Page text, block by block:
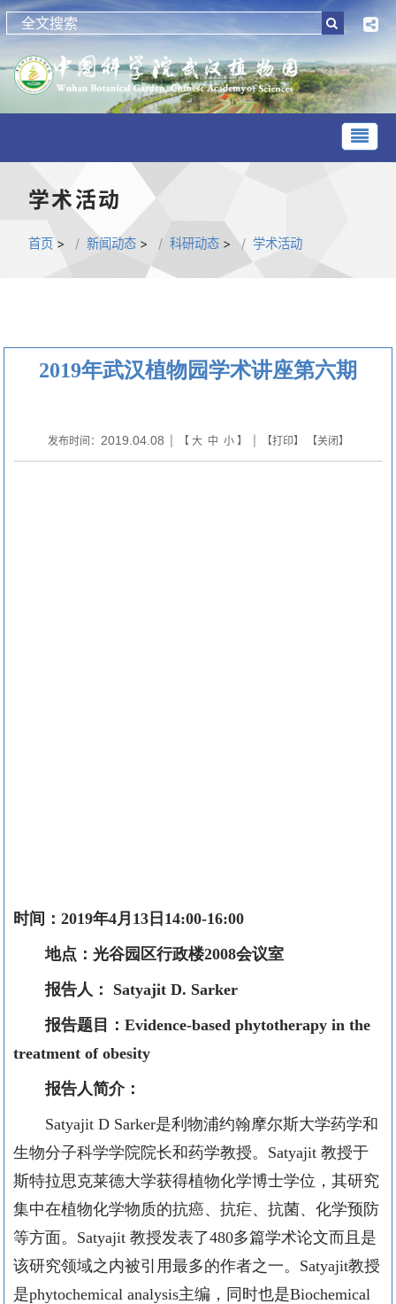
学术活动
首页 > 新闻动态 > 科研动态 > 学术活动
2019年武汉植物园学术讲座第六期
发布时间： 2019.04.08 | 【 大 中 小】 | 【打印】 【关闭】
时间： 2019年4月 13 日 14:00-16:00
地点：光谷园区行政楼2008会议室
报告人： Satyajit D. Sarker
报告题目： Evidence-based phytotherapy in the
treatment of obesity
报告人简介：
Satyajit D Sarker是利物浦约翰摩尔斯大学药学和
生物分子科学学院院长和药学教授。 Satyajit 教授于
斯特拉思克莱德大学获得植物化学博士学位，其研究
集中在植物化学物质的抗癌、抗疟、抗菌、化学预防
等方面。 Satyajit 教授发表了480多篇学术论文而且是
该研究领域之内被引用最多的作者之一。 Satyajit教授
是phytochemical analysis主编，同时也是Biochemical